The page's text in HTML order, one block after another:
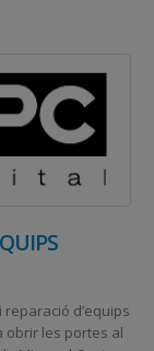
d’equips
obrir les portes al